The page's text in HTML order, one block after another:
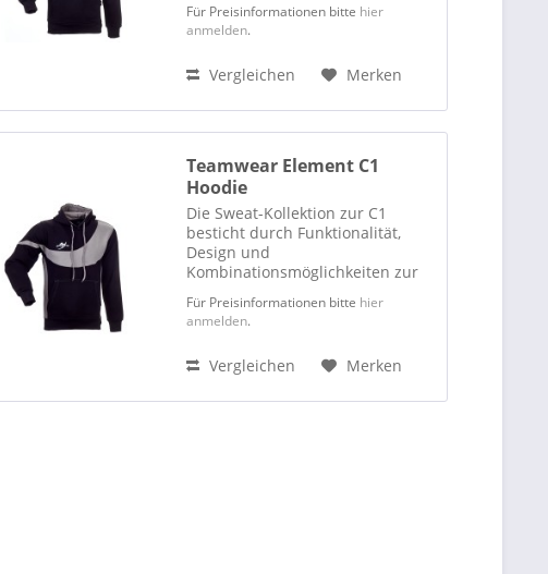
nutzen. Jedes Team kann das
passende Teil zur Präsentation,
Für Preisinformationen bitte hier
anmelden.
Vergleichen Merken
Teamwear Element C1
Hoodie
Die Sweat-Kollektion zur C1
besticht durch Funktionalität,
Design und
Kombinationsmöglichkeiten zur
das passende Teil zur
Präsentation, zum Aufwärmen
aussuchen. Der Hoody besteht zu
Für Preisinformationen bitte hier
anmelden.
Vergleichen Merken